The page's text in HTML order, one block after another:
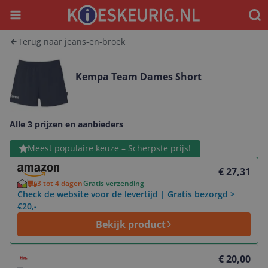
Menu
Terug naar jeans-en-broek
Kempa Team Dames Short
Alle 3 prijzen en aanbieders
Meest populaire keuze – Scherpste prijs!
€ 27,31
3 tot 4 dagenGratis verzending
Check de website voor de levertijd | Gratis bezorgd >
€20,-
Bekijk product
Bekijk product
€ 20,00